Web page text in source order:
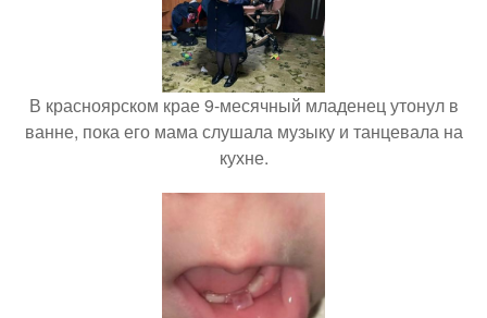
В красноярском крае 9-месячный младенец утонул в
ванне, пока его мама слушала музыку и танцевала на
кухне.